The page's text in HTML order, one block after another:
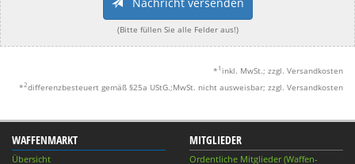
(Bitte füllen Sie alle Felder aus!)
* 1 inkl. MwSt.; zzgl. Versandkosten
*2differenzbesteuert gemäß §25a UStG.;MwSt. nicht ausweisbar; zzgl. Versandkosten
WAFFENMARKT
Übersicht
MITGLIEDER
Ordentliche Mitglieder (Waffen-